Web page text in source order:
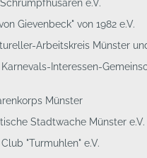
e.V.
Gievenbeck" von 1982 e.V.
Arbeitskreis Münster
Interessen-
Münster
Stadtwache Münster e.V.
"Turmuhlen" e.V.